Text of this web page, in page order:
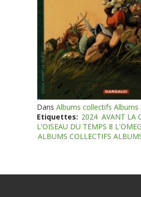
Dans Albums collectifs Albums
Etiquettes: 2024 AVANT LA
L'OISEAU DU TEMPS 8
ALBUMS COLLECTIFS